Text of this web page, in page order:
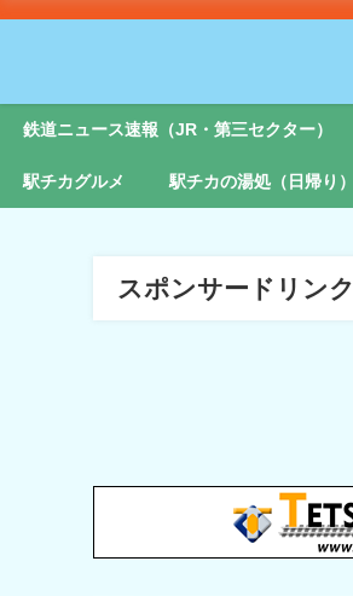
鉄道ニュース速報（JR・第三セクター）
駅チカグルメ 駅チカの湯処（日帰り）
スポンサードリンク